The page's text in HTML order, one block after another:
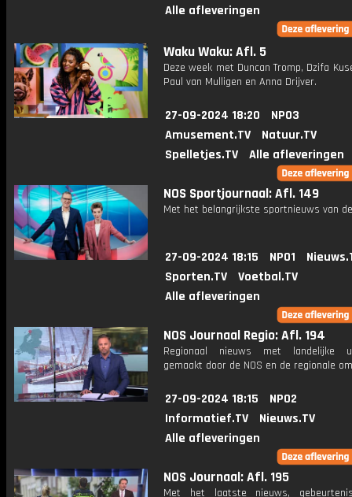
Alle afleveringen
Waku Waku: Afl. 5
Deze week met Duncan Tromp, Dzifa
Paul van Mulligen en Anna Drijver.
27-09-2024 18:20
NPO3
Amusement.TV
Natuur.TV
Spelletjes.TV
Alle afleveringen
NOS Sportjournaal: Afl. 149
Met het belangrijkste sportnieuws van
27-09-2024 18:15 NPO1
Sporten.TV
Voetbal.TV
Alle afleveringen
NOS Journaal Regio: Afl. 194
Regionaal nieuws met landelijke
gemaakt door de NOS en de regionale
27-09-2024 18:15
NPO2
Informatief.TV
Nieuws.TV
Alle afleveringen
NOS Journaal: Afl. 195
Met het laatste nieuws,